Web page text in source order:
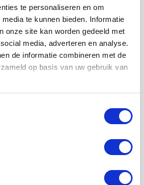
te personaliseren en om
te kunnen bieden. Informatie
onze site kan worden gedeeld met
media, adverteren en analyse.
de informatie combineren met de
op basis van uw gebruik van
FILTERS
FILTERS
WTW VENTILATIE